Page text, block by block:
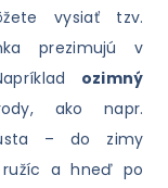
vysiať tzv.
prezimujú v
ozimný
ako napr.
– do zimy
a hneď po